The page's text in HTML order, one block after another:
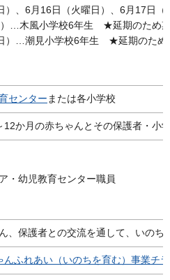
）、6月16日（火曜日）、6月17日
…木風小学校6年生
★延期のため
）…潮見小学校6年生
★延期のため
センター または各小学校
12か月の赤ちゃんとその保護者・小
・幼児教育センター職員
、保護者との交流を通して、いのち
んふれあい（いのちを育む）事業チ